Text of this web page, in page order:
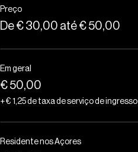
Preço
De € 30,00 até € 50,00
Em geral
€ 50,00
+ € 1,25 de taxa de serviço de ingresso
Residente nos Açores